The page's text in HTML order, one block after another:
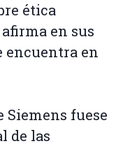
ética
en sus
encuentra en
Siemens fuese
de las